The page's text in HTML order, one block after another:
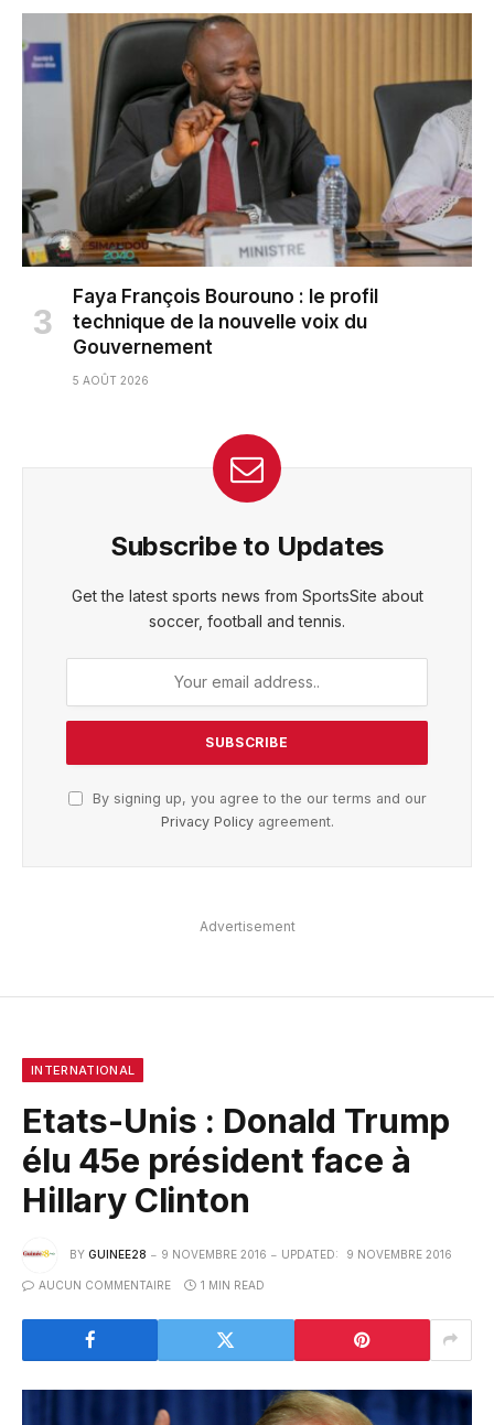
Faya François Bourouno : le profil
technique de la nouvelle voix du
Gouvernement
5 AOÛT 2026
Subscribe to Updates
Get the latest sports news from SportsSite about
soccer, football and tennis.
By signing up, you agree to the our terms and our
Privacy Policyagreement.
Advertisement
INTERNATIONAL
Etats-Unis : Donald Trump
élu 45e président face à
Hillary Clinton
BY GUINEE28 9 NOVEMBRE 2016 UPDATED: 9 NOVEMBRE 2016
AUCUN COMMENTAIRE 1 MIN READ